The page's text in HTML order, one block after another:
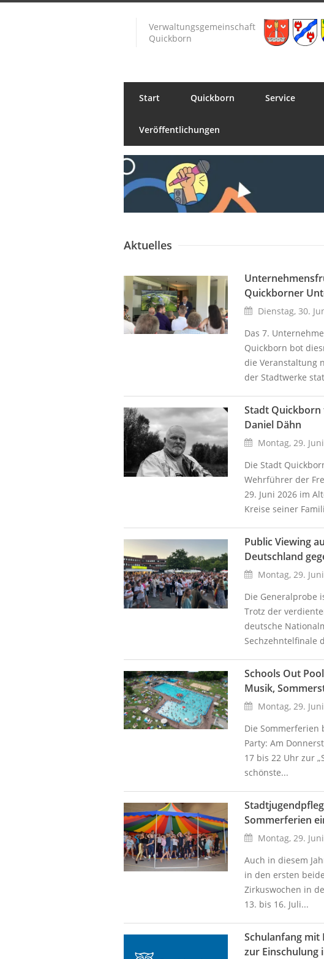
Verwaltungsgemeinschaft
Quickborn
Start Quickborn Service
Veröffentlichungen
Aktuelles
Quickborner
Dienstag, 30.
Das 7.
Quickborn bot
die Veranstaltung
der Stadtwerke
Stadt
Daniel Dähn
Montag, 29.
Die Stadt
Wehrführer der
29. Juni 2026 im
Kreise seiner
Public Viewing
Deutschland
Montag, 29.
Die Generalprobe
Trotz der
deutsche
Sechzehntelfinale
Schools Out
Musik,
Montag, 29.
Die Sommerferien
Party: Am
17 bis 22 Uhr zur
schönste...
Sommerferien
Montag, 29.
Auch in diesem
in den ersten
Zirkuswochen in
13. bis 16. Juli...
Schulanfang mit
zur Einschulung